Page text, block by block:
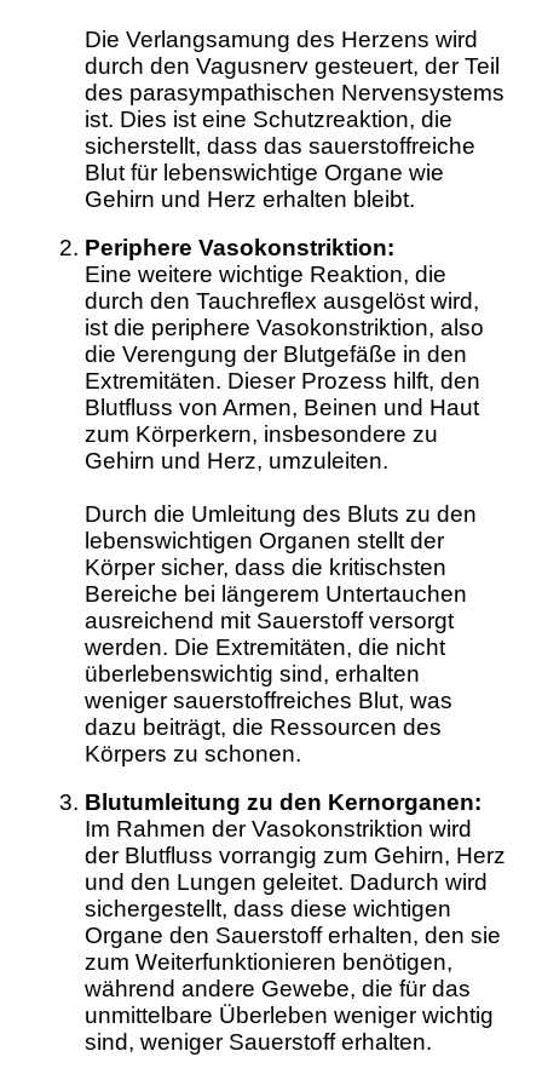
Die Verlangsamung des Herzens wird
durch den Vagusnerv gesteuert, der Teil
des parasympathischen Nervensystems
ist. Dies ist eine Schutzreaktion, die
sicherstellt, dass das sauerstoffreiche
Blut für lebenswichtige Organe wie
Gehirn und Herz erhalten bleibt.
Periphere Vasokonstriktion:
Eine weitere wichtige Reaktion, die
durch den Tauchreflex ausgelöst wird,
ist die periphere Vasokonstriktion, also
die Verengung der Blutgefäße in den
Extremitäten. Dieser Prozess hilft, den
Blutfluss von Armen, Beinen und Haut
zum Körperkern, insbesondere zu
Gehirn und Herz, umzuleiten.
Durch die Umleitung des Bluts zu den
lebenswichtigen Organen stellt der
Körper sicher, dass die kritischsten
Bereiche bei längerem Untertauchen
ausreichend mit Sauerstoff versorgt
werden. Die Extremitäten, die nicht
überlebenswichtig sind, erhalten
weniger sauerstoffreiches Blut, was
dazu beiträgt, die Ressourcen des
Körpers zu schonen.
Blutumleitung zu den Kernorganen:
Im Rahmen der Vasokonstriktion wird
der Blutfluss vorrangig zum Gehirn, Herz
und den Lungen geleitet. Dadurch wird
sichergestellt, dass diese wichtigen
Organe den Sauerstoff erhalten, den sie
zum Weiterfunktionieren benötigen,
während andere Gewebe, die für das
unmittelbare Überleben weniger wichtig
sind, weniger Sauerstoff erhalten.